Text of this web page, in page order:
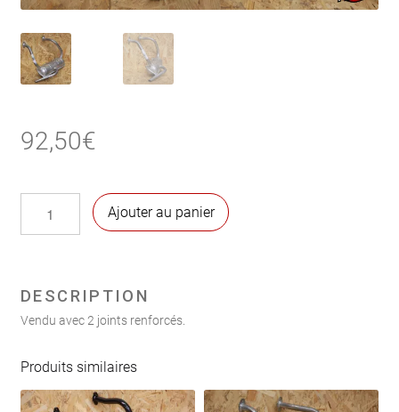
92,50€
F/L
avec
Ajouter au panier
DESCRIPTION
Vendu avec 2 joints renforcés.
Produits similaires